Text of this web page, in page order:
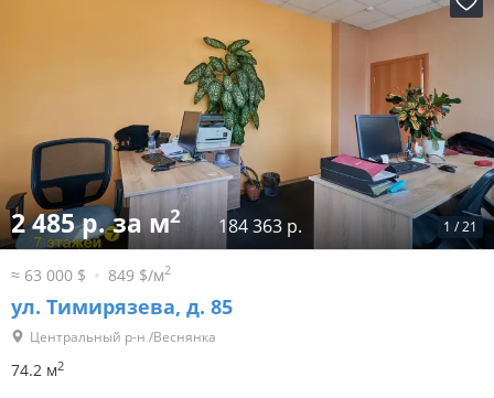
1 /21
2 485 р. за м2 184 363 р.
≈ 63 000 $ 849 $/м2
ул. Тимирязева, д. 85
Центральный р-н /Веснянка
74.2 м2